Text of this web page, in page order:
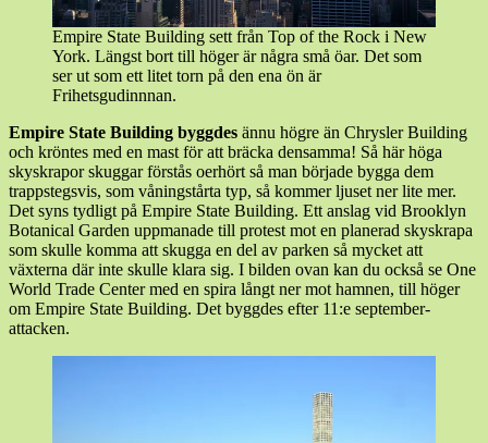
Empire State Building sett från Top of the Rock i New
York. Längst bort till höger är några små öar. Det som
ser ut som ett litet torn på den ena ön är
Frihetsgudinnnan.
Empire State Building byggdes ännu högre än Chrysler Building
och kröntes med en mast för att bräcka densamma! Så här höga
skyskrapor skuggar förstås oerhört så man började bygga dem
trappstegsvis, som våningstårta typ, så kommer ljuset ner lite mer.
Det syns tydligt på Empire State Building. Ett anslag vid Brooklyn
Botanical Garden uppmanade till protest mot en planerad skyskrapa
som skulle komma att skugga en del av parken så mycket att
växterna där inte skulle klara sig. I bilden ovan kan du också se One
World Trade Center med en spira långt ner mot hamnen, till höger
om Empire State Building. Det byggdes efter 11:e september-
attacken.